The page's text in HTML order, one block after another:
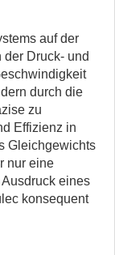
auf der
Druck- und
durch die
zu
Effizienz in
Gleichgewichts
nur eine
eines
konsequent